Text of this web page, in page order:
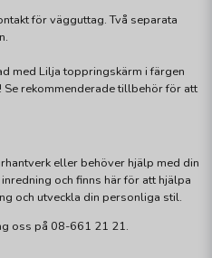
för vägguttag. Två separata
med Lilja toppringskärm i färgen
! Se rekommenderade tillbehör för att
eller behöver hjälp med din
och finns här för att hjälpa
och utveckla din personliga stil.
oss på 08-661 21 21.